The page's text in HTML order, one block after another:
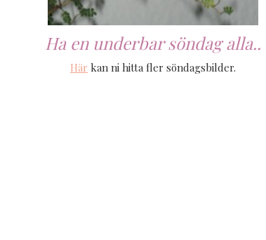
Ha en underbar söndag alla..
Här kan ni hitta fler söndagsbilder.